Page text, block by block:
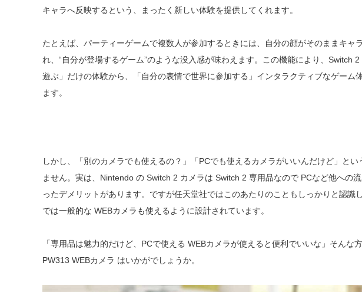
キャラへ反映するという、まったく新しい体験を提供してくれます。
たとえば、パーティーゲームで複数人が参加するときには、自分の顔がそのままキャ
れ、“自分が登場するゲーム”のような没入感が味わえます。この機能により、Switch 2
遊ぶ」だけの体験から、「自分の表情で世界に参加する」インタラクティブなゲーム
ます。
しかし、「別のカメラでも使えるの？」「PCでも使えるカメラがいいんだけど」とい
ません。実は、Nintendo の Switch 2 カメラは Switch 2 専用品なので PCなど他への
ったデメリットがあります。ですが任天堂社ではこのあたりのこともしっかりと認識
では一般的な WEBカメラも使えるように設計されています。
「専用品は魅力的だけど、PCで使える WEBカメラが使えると便利でいいな」そんな
PW313 WEBカメラ はいかがでしょうか。